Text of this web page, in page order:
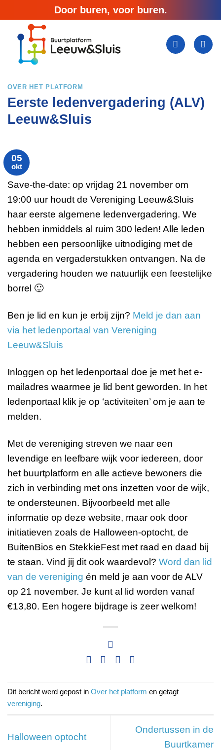
naar
inhoud
Door buren, voor buren.
OVER HET PLATFORM
Eerste ledenvergadering (ALV)
Leeuw&Sluis
05
okt
Save-the-date: op vrijdag 21 november om
19:00 uur houdt de Vereniging Leeuw&Sluis
haar eerste algemene ledenvergadering. We
hebben inmiddels al ruim 300 leden! Alle leden
hebben een persoonlijke uitnodiging met de
agenda en vergaderstukken ontvangen. Na de
vergadering houden we natuurlijk een feestelijke
borrel 🙂
Ben je lid en kun je erbij zijn? Meld je dan aan
via het ledenportaal van Vereniging
Leeuw&Sluis
Inloggen op het ledenportaal doe je met het e-
mailadres waarmee je lid bent geworden. In het
ledenportaal klik je op ‘activiteiten’ om je aan te
melden.
Met de vereniging streven we naar een
levendige en leefbare wijk voor iedereen, door
het buurtplatform en alle actieve bewoners die
zich in verbinding met ons inzetten voor de wijk,
te ondersteunen. Bijvoorbeeld met alle
informatie op deze website, maar ook door
initiatieven zoals de Halloween-optocht, de
BuitenBios en StekkieFest met raad en daad bij
te staan. Vind jij dit ook waardevol? Word dan lid
van de vereniging én meld je aan voor de ALV
op 21 november. Je kunt al lid worden vanaf
€13,80. Een hogere bijdrage is zeer welkom!
Dit bericht werd gepost in Over het platform en getagt
vereniging.
Halloween optocht
Ondertussen in de
Buurtkamer